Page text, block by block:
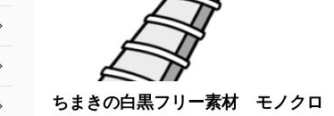
ちまきの白黒フリー素材 モノクロ